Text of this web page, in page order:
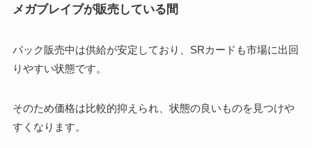
メガブレイブが販売している間
パック販売中は供給が安定しており、SRカードも市場に出回
りやすい状態です。
そのため価格は比較的抑えられ、状態の良いものを見つけや
すくなります。